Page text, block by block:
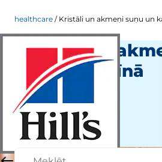
healthcare Kristāli un akmeņi suņu un
Kristāli un
un kaķu urīnā
Veselības aprūpe
Dr. Patty Khuly
|
Novembris 18, 2024